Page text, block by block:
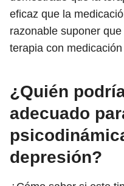
eficaz que la
razonable suponer
terapia con
¿Quién
adecuado
depresión?